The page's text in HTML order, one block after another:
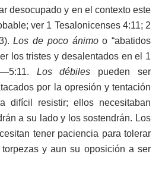
desocupado y en el contexto este
ver 1 Tesalonicenses 4:11; 2
Los de poco ánimoo “abatidos
los tristes y desalentados en el 1
Los débiles pueden ser
por la opresión y tentación
difícil resistir; ellos necesitaban
a su lado y los sostendrán. Los
tener paciencia para tolerar
y aun su oposición a ser